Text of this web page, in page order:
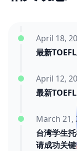
最新
April 18,
最新
April 12,
台湾学生
请成功关
March 21,